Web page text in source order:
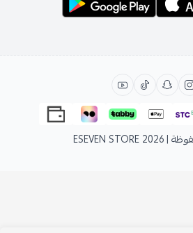
| 2026
ESEVEN STORE